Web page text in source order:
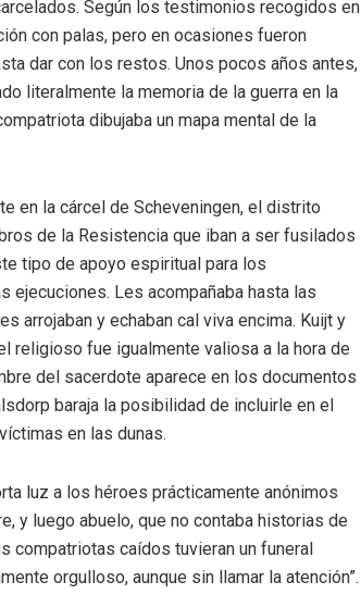
Según los testimonios recogidos en
con palas, pero en ocasiones fueron
dar con los restos. Unos pocos años antes,
literalmente la memoria de la guerra en la
dibujaba un mapa mental de la
en la cárcel de Scheveningen, el distrito
de la Resistencia que iban a ser fusilados
tipo de apoyo espiritual para los
ejecuciones. Les acompañaba hasta las
arrojaban y echaban cal viva encima. Kuijt y
religioso fue igualmente valiosa a la hora de
del sacerdote aparece en los documentos
baraja la posibilidad de incluirle en el
en las dunas.
luz a los héroes prácticamente anónimos
y luego abuelo, que no contaba historias de
compatriotas caídos tuvieran un funeral
orgulloso, aunque sin llamar la atención”.